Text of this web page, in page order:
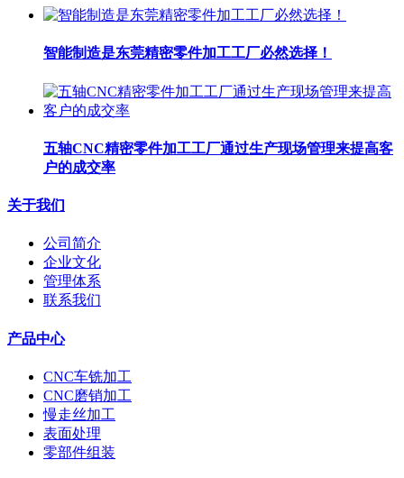
智能制造是东莞精密零件加工工厂​必然选择！
五轴CNC精密零件加工工厂​通过生产现场管理来提高客
户的成交率
关于我们
公司简介
企业文化
管理体系
联系我们
产品中心
CNC车铣加工
CNC磨销加工
慢走丝加工
表面处理
零部件组装